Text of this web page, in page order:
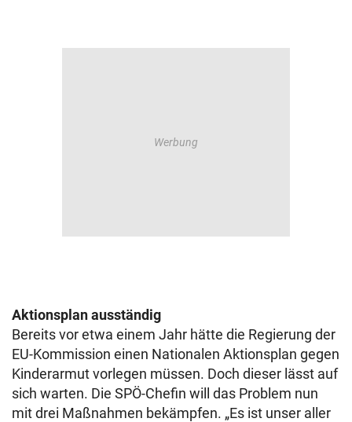
Aktionsplan ausständig
Bereits vor etwa einem Jahr hätte die Regierung der
EU-Kommission einen Nationalen Aktionsplan gegen
Kinderarmut vorlegen müssen. Doch dieser lässt auf
sich warten. Die SPÖ-Chefin will das Problem nun
mit drei Maßnahmen bekämpfen. „Es ist unser aller